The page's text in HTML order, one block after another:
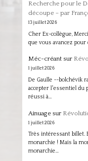
Recherche pour le
découpe – par
13 juillet 2026
Cher Ex-collègue,
que vous avancez pour
Méc-créantsur
1 juillet 2026
De Gaulle --bolchévik
accepter l'essentiel du
réussi à…
Ainuagesur
1 juillet 2026
Très intéressant billet.
monarchie ! Mais la
monarchie…